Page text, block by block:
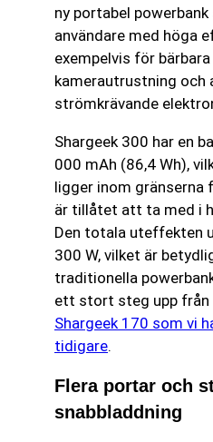
ny portabel
användare med höga
exempelvis för
kamerautrustning och
strömkrävande
Shargeek 300 har en
000 mAh (86,4 Wh),
ligger inom gränserna
är tillåtet att ta med i
Den totala uteffekten
300 W, vilket är
traditionella
ett stort steg upp från
Shargeek 170 som vi
tidigare.
Flera portar och
snabbladdning